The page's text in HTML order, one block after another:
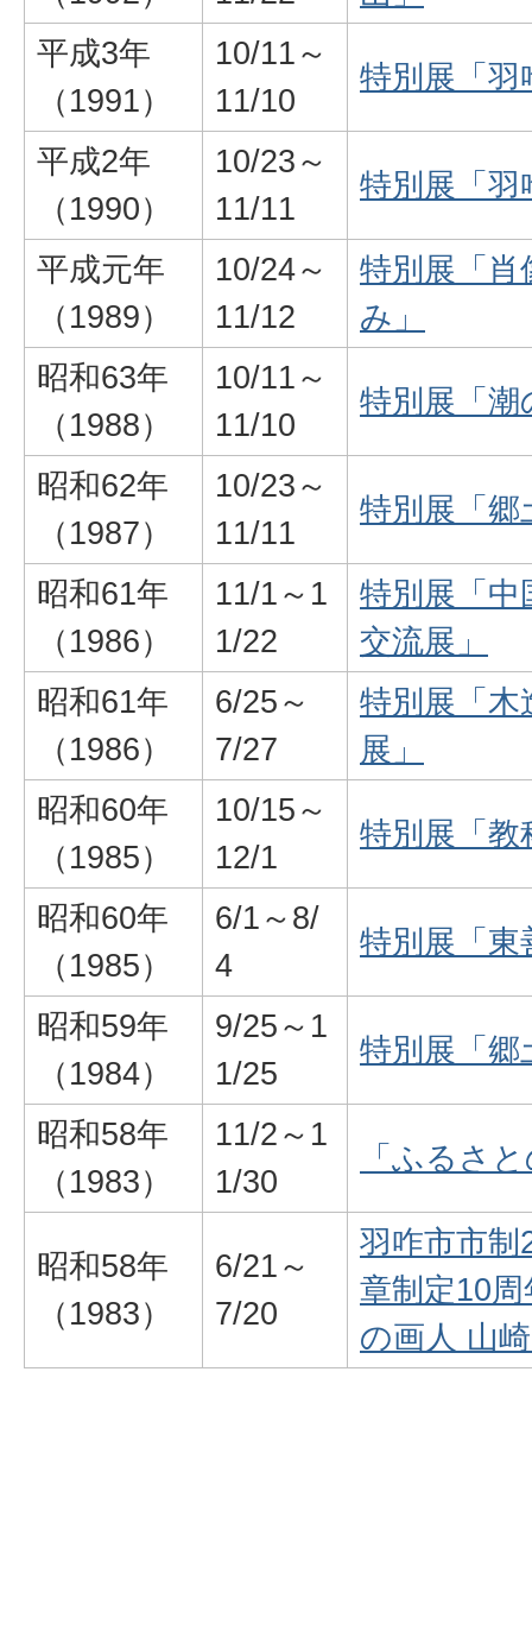
平成3年
（1991）
10/11～
11/10
特別展「羽
平成2年
（1990）
10/23～
11/11
特別展「羽
平成元年
（1989）
10/24～
11/12
特別展「
み」
昭和63年
（1988）
10/11～
11/10
特別展「
昭和62年
（1987）
10/23～
11/11
特別展「郷
昭和61年
（1986）
11/1～1
1/22
特別展「中
交流展」
昭和61年
（1986）
6/25～
7/27
特別展「木
展」
昭和60年
（1985）
10/15～
12/1
特別展「教
昭和60年
（1985）
6/1～8/
4
特別展「東
昭和59年
（1984）
9/25～1
1/25
特別展「郷
昭和58年
（1983）
11/2～1
1/30
「ふるさ
昭和58年
（1983）
6/21～
7/20
羽咋市市制
章制定10
の画人 山